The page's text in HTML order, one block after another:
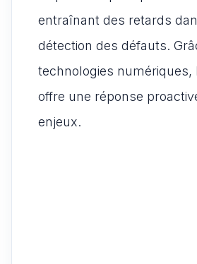
entraînant des retards
détection des défauts.
technologies numériques,
offre une réponse
enjeux.